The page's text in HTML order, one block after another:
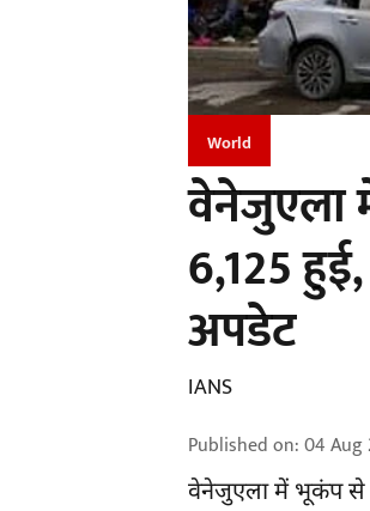
World
वेनेजुएला
6,125
अपडेट
IANS
Published on:04 Aug
वेनेजुएला मेंभूकंपसे